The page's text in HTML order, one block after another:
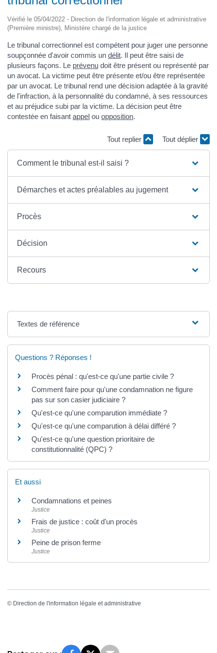
Vérifié le 05/04/2022 - Direction de l'information légale et administrative
(Première ministre), Ministère chargé de la justice
Le tribunal correctionnel est compétent pour juger une personne
soupçonnée d'avoir commis un délit. Il peut être saisi de
plusieurs façons. Le prévenu doit être présent ou représenté par
un avocat. La victime peut être présente et/ou être représentée
par un avocat. Le tribunal rend une décision adaptée à la gravité
de l'infraction, à la personnalité du condamné, à ses ressources
et au préjudice subi par la victime. La décision peut être
contestée en faisant appel ou opposition.
Tout replier Tout déplier
Comment le tribunal est-il saisi ?
Démarches et actes préalables au jugement
Procès
Décision
Recours
Textes de référence
Questions ? Réponses !
Procès pénal : qu'est-ce qu'une partie civile ?
Comment faire pour qu'une condamnation ne figure
pas sur son casier judiciaire ?
Qu'est-ce qu'une comparution immédiate ?
Qu'est-ce qu'une comparution à délai différé ?
Qu'est-ce qu'une question prioritaire de
constitutionnalité (QPC) ?
Et aussi
Condamnations et peines
Justice
Frais de justice : coût d'un procès
Justice
Peine de prison ferme
Justice
© Direction de l'information légale et administrative